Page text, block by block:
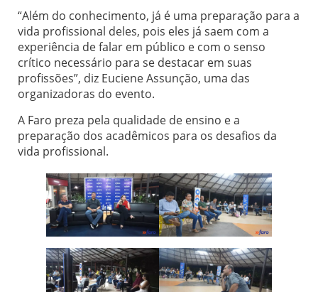
“Além do conhecimento, já é uma preparação para a
vida profissional deles, pois eles já saem com a
experiência de falar em público e com o senso
crítico necessário para se destacar em suas
profissões”, diz Euciene Assunção, uma das
organizadoras do evento.
A Faro preza pela qualidade de ensino e a
preparação dos acadêmicos para os desafios da
vida profissional.